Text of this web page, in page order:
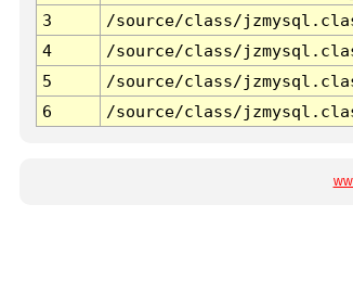
3
/source/class/
4
/source/class/
5
/source/class/
6
/source/class/